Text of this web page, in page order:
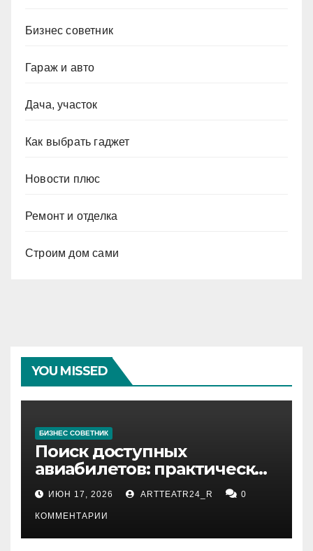
Бизнес советник
Гараж и авто
Дача, участок
Как выбрать гаджет
Новости плюс
Ремонт и отделка
Строим дом сами
YOU MISSED
БИЗНЕС СОВЕТНИК
Поиск доступных
авиабилетов: практические
рекомендации
ИЮН 17, 2026 ARTTEATR24_R 0
КОММЕНТАРИИ